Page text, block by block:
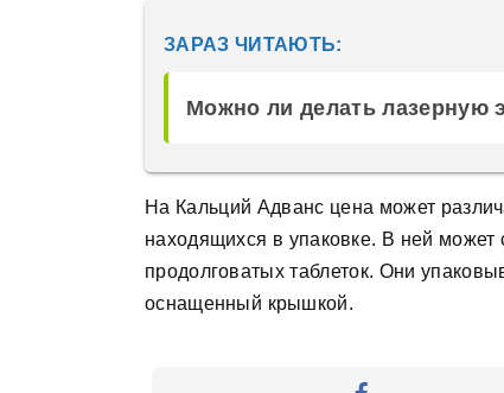
ЗАРАЗ ЧИТАЮТЬ:
Можно ли делать лазерную
На Кальций Адванс цена может
находящихся в упаковке. В ней
продолговатых таблеток. Они
оснащенный крышкой.